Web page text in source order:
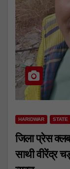
HARIDWAR STATE
जिला प्रेस क्लब
साथी वीरेंद्र